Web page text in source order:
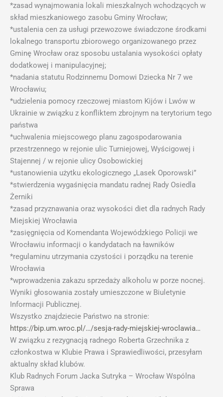
*zasad wynajmowania lokali mieszkalnych wchodzących w
skład mieszkaniowego zasobu Gminy Wrocław;
*ustalenia cen za usługi przewozowe świadczone środkami
lokalnego transportu zbiorowego organizowanego przez
Gminę Wrocław oraz sposobu ustalania wysokości opłaty
dodatkowej i manipulacyjnej;
*nadania statutu Rodzinnemu Domowi Dziecka Nr 7 we
Wrocławiu;
*udzielenia pomocy rzeczowej miastom Kijów i Lwów w
Ukrainie w związku z konfliktem zbrojnym na terytorium tego
państwa
*uchwalenia miejscowego planu zagospodarowania
przestrzennego w rejonie ulic Turniejowej, Wyścigowej i
Stajennej / w rejonie ulicy Osobowickiej
*ustanowienia użytku ekologicznego „Lasek Oporowski”
*stwierdzenia wygaśnięcia mandatu radnej Rady Osiedla
Żerniki
*zasad przyznawania oraz wysokości diet dla radnych Rady
Miejskiej Wrocławia
*zasięgnięcia od Komendanta Wojewódzkiego Policji we
Wrocławiu informacji o kandydatach na ławników
*regulaminu utrzymania czystości i porządku na terenie
Wrocławia
*wprowadzenia zakazu sprzedaży alkoholu w porze nocnej.
Wyniki głosowania zostały umieszczone w Biuletynie
Informacji Publicznej.
Wszystko znajdziecie Państwo na stronie:
https://bip.um.wroc.pl/…/sesja-rady-miejskiej-wroclawia…
W związku z rezygnacją radnego Roberta Grzechnika z
członkostwa w Klubie Prawa i Sprawiedliwości, przesyłam
aktualny skład klubów.
Klub Radnych Forum Jacka Sutryka – Wrocław Wspólna
Sprawa